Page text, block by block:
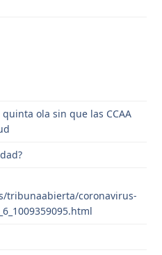
ola sin que las CCAA
tribunaabierta/coronavirus-